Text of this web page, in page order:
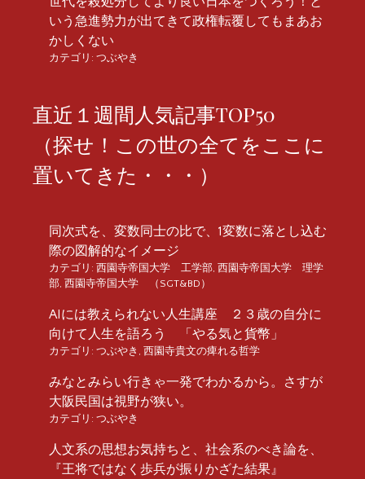
いう急進勢力が出てきて政権転覆してもまあお
かしくない
カテゴリ: つぶやき
直近１週間人気記事TOP50
（探せ！この世の全てをここに
置いてきた・・・）
同次式を、変数同士の比で、1変数に落とし込む
際の図解的なイメージ
カテゴリ: 西園寺帝国大学 工学部, 西園寺帝国大学 理学
部, 西園寺帝国大学 （SGT&BD）
AIには教えられない人生講座 ２３歳の自分に
向けて人生を語ろう 「やる気と貨幣」
カテゴリ: つぶやき , 西園寺貴文の痺れる哲学
みなとみらい行きゃ一発でわかるから。さすが
大阪民国は視野が狭い。
カテゴリ: つぶやき
人文系の思想お気持ちと、社会系のべき論を、
『王将ではなく歩兵が振りかざた結果』